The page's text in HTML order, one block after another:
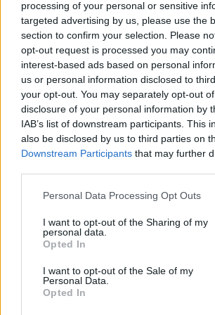
processing of your personal or sensitive
targeted advertising by us, please use the
section to confirm your selection. Please
opt-out request is processed you may
interest-based ads based on personal
us or personal information disclosed to
your opt-out. You may separately opt-out
disclosure of your personal information by
IAB’s list of downstream participants. This
also be disclosed by us to third parties on
Downstream Participants that may further
Personal Data Processing Opt Outs
I want to opt-out of the Sharing of my
personal data.
Opted In
I want to opt-out of the Sale of my
Personal Data.
Opted In